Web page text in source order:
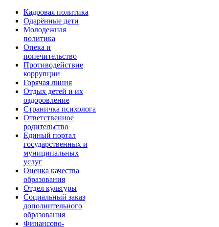
Кадровая политика
Одарённые дети
Молодежная
политика
Опека и
попечительство
Противодействие
коррупции
Горячая линия
Отдых детей и их
оздоровление
Страничка психолога
Ответственное
родительство
Единый портал
государственных и
муниципальных
услуг
Оценка качества
образования
Отдел культуры
Социальный заказ
дополнительного
образования
Финансово-